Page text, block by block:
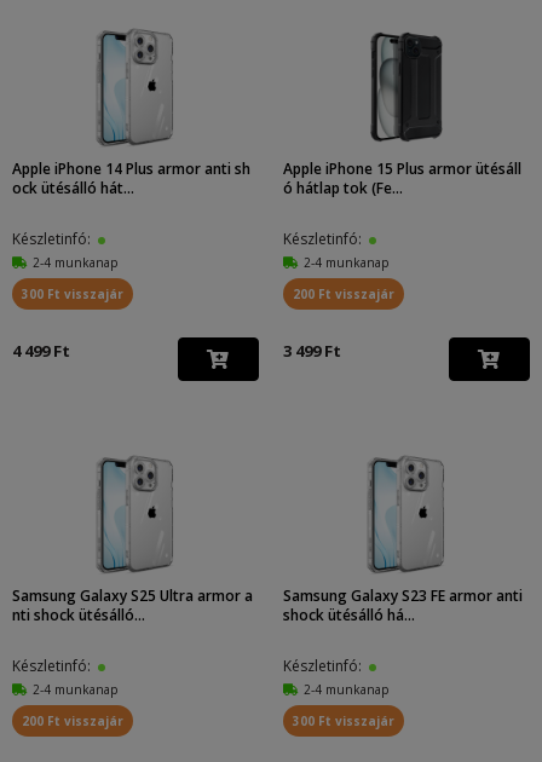
Apple iPhone 14 Plus armor anti sh
ock ütésálló hát...
Készletinfó:
2-4 munkanap
300 Ft visszajár
4 499 Ft
Apple iPhone 15 Plus armor ütésáll
ó hátlap tok (Fe...
Készletinfó:
2-4 munkanap
200 Ft visszajár
3 499 Ft
Samsung Galaxy S25 Ultra armor a
nti shock ütésálló...
Készletinfó:
2-4 munkanap
200 Ft visszajár
Samsung Galaxy S23 FE armor anti
shock ütésálló há...
Készletinfó:
2-4 munkanap
300 Ft visszajár